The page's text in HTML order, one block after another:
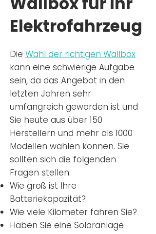
Elektrofahrzeug
Die Wahl der richtigen Wallbox
kann eine schwierige Aufgabe
sein, da das Angebot in den
letzten Jahren sehr
umfangreich geworden ist und
Sie heute aus über 150
Herstellern und mehr als 1000
Modellen wählen können. Sie
sollten sich die folgenden
Fragen stellen:
Wie groß ist Ihre
Batteriekapazität?
Wie viele Kilometer fahren Sie?
Haben Sie eine Solaranlage